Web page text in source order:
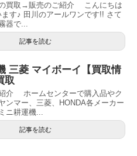
買取→販売のご紹介 こんにちは
す♪ 田川のアールワンです!! さて
器で...
記事を読む
三菱 マイボーイ【買取情
取
介 ホームセンターで購入品やク
ンマー、三菱、HONDA各メーカー
ニ耕運機...
記事を読む